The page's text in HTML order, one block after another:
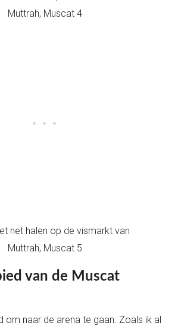
van de Muscat
om naar de arena te gaan. Zoals ik al